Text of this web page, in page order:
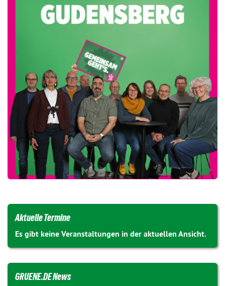
Aktuelle Termine
Es gibt keine Veranstaltungen in der aktuellen Ansicht.
GRUENE.DE News